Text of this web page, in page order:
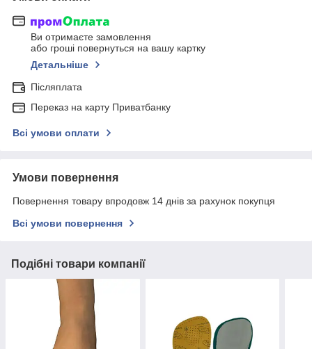
Ви отримаєте замовлення
або гроші повернуться на вашу картку
Детальніше
Післяплата
Переказ на карту Приватбанку
Всі умови оплати
Умови повернення
Повернення товару впродовж 14 днів за рахунок покупця
Всі умови повернення
Подібні товари компанії